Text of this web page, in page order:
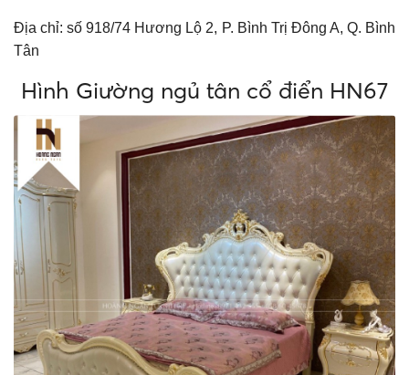
Địa chỉ: số 918/74 Hương Lộ 2, P. Bình Trị Đông A, Q. Bình
Tân
Hình Giường ngủ tân cổ điển HN67